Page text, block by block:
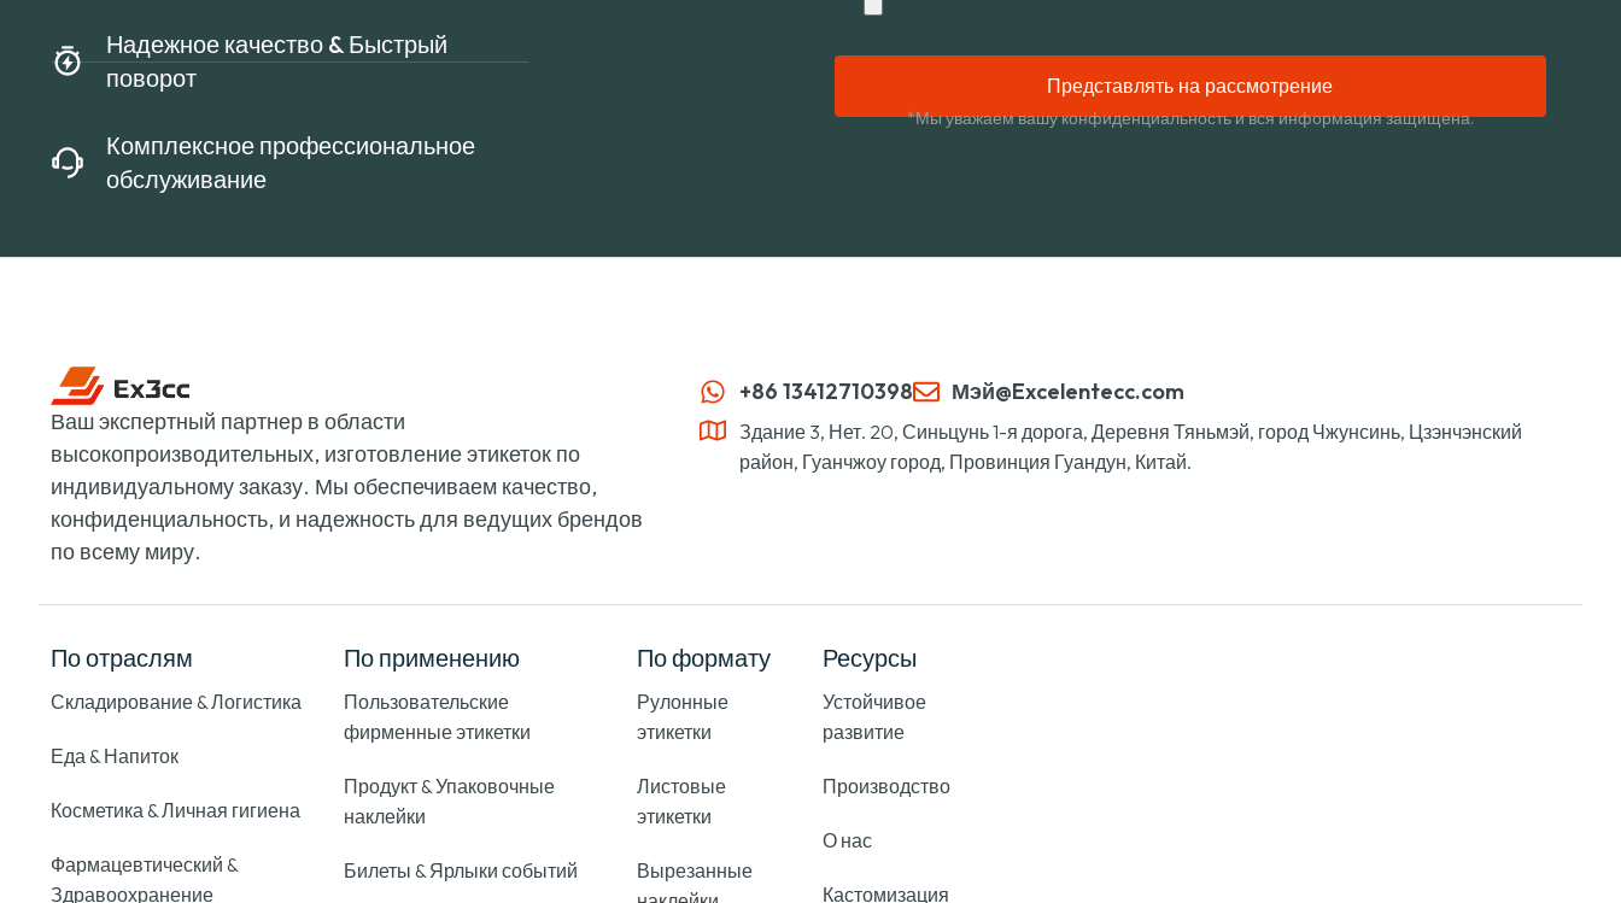
Надежное качество & Быстрый
поворот
Комплексное профессиональное
обслуживание
Представлять на рассмотрение
*Мы уважаем вашу конфиденциальность и вся информация защищена.
Ваш экспертный партнер в области
высокопроизводительных, изготовление этикеток по
индивидуальному заказу. Мы обеспечиваем качество,
конфиденциальность, и надежность для ведущих брендов
по всему миру.
+86 13412710398 Мэй@Excelentecc.com
Здание 3, Нет. 20, Синьцунь 1-я дорога, Деревня Тяньмэй, город Чжунсинь, Цзэнчэнский
район, Гуанчжоу город, Провинция Гуандун, Китай.
По отраслям
Складирование & Логистика
Еда & Напиток
Косметика & Личная гигиена
Фармацевтический &
Здравоохранение
По применению
Пользовательские
фирменные этикетки
Продукт & Упаковочные
наклейки
Билеты & Ярлыки событий
По формату
Рулонные
этикетки
Листовые
этикетки
Вырезанные
Ресурсы
Устойчивое
развитие
Производство
О нас
Кастомизация